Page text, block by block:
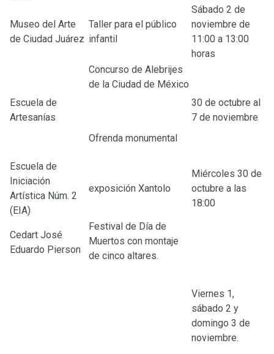
Museo del Arte
de Ciudad Juárez
Taller para el público
infantil
Sábado 2 de
noviembre de
11:00 a 13:00
horas
Escuela de
Artesanías
Concurso de Alebrijes
de la Ciudad de México
Ofrenda monumental
30 de octubre al
7 de noviembre
Escuela de
Iniciación
Artística Núm. 2
(EIA)
exposición Xantolo
Miércoles 30 de
octubre a las
18:00
Cedart José
Eduardo Pierson
Festival de Día de
Muertos con montaje
de cinco altares.
Viernes 1,
sábado 2 y
domingo 3 de
noviembre.